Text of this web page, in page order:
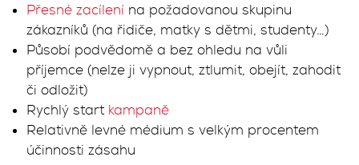
Přesné zacílení na požadovanou skupinu
zákazníků (na řidiče, matky s dětmi, studenty…)
Působí podvědomě a bez ohledu na vůli
příjemce (nelze ji vypnout, ztlumit, obejít, zahodit
či odložit)
Rychlý start kampaně
Relativně levné médium s velkým procentem
účinnosti zásahu